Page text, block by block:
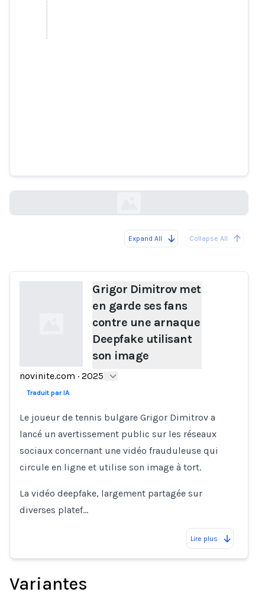
Expand All Collapse All
Loading...
Grigor Dimitrov met
en garde ses fans
contre une arnaque
Deepfake utilisant
son image
novinite.com · 2025
Traduit par IA
Le joueur de tennis bulgare Grigor Dimitrov a
lancé un avertissement public sur les réseaux
sociaux concernant une vidéo frauduleuse qui
circule en ligne et utilise son image à tort.
La vidéo deepfake, largement partagée sur
diverses platef…
Lire plus
Variantes